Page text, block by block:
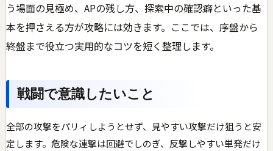
う場面の見極め、APの残し方、探索中の確認癖といった基
本を押さえる方が攻略には効きます。ここでは、序盤から
終盤まで役立つ実用的なコツを短く整理します。
戦闘で意識したいこと
全部の攻撃をパリィしようとせず、見やすい攻撃だけ狙うと安
定します。危険な連撃は回避でしのぎ、反撃しやすい単発だけ